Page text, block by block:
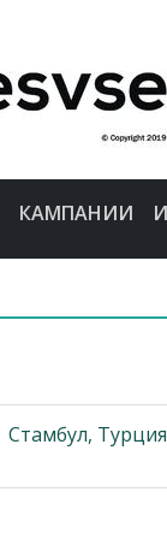
КАМПАНИИ
Стамбул, Турция